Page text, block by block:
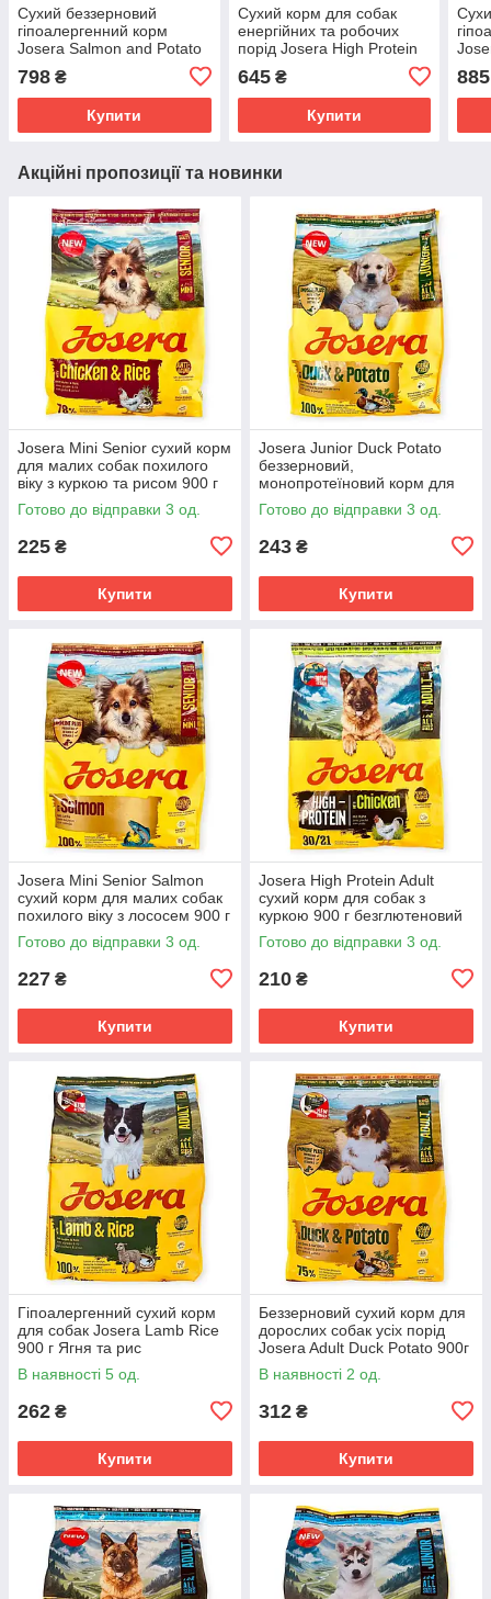
Сухий беззерновий
гіпоалергенний корм
Josera Salmon and Potato
3 кг для дорослих та літніх
собак з лососем і
картоплею
798 ₴
Купити
Сухий корм для собак
енергійних та робочих
порід Josera High Protein
високобілковий корм 3 кг
645₴
Купити
885
Акційні пропозиції та новинки
Josera Mini Senior сухий корм
для малих собак похилого
віку з куркою та рисом 900 г
безглютеновий з дрібними
крокетами
Готово до відправки 3 од.
225 ₴
Купити
Josera Junior Duck Potato
беззерновий,
монопротеїновий корм для
цуценят з качкою та
картоплею 900 г
порід
Готово до відправки 3 од.
243 ₴
Купити
Josera Mini Senior Salmon
сухий корм для малих собак
похилого віку з лососем 900 г
беззерновий
монопротеїновий
Готово до відправки 3 од.
227 ₴
Купити
Josera High Protein Adult
сухий корм для собак з
куркою 900 г безглютеновий
для активних робочих та
спортивних порід
Готово до відправки 3 од.
210 ₴
Купити
Гіпоалергенний сухий корм
для собак Josera Lamb Rice
900 г Ягня та рис
монопротеїновий раціон для
собак із чутливим
В наявності 5 од.
262 ₴
Купити
Беззерновий сухий корм для
дорослих собак усіх порід
Josera Adult Duck Potato 900г
гіпоалергенний раціон з
качкою
В наявності 2 од.
312 ₴
Купити